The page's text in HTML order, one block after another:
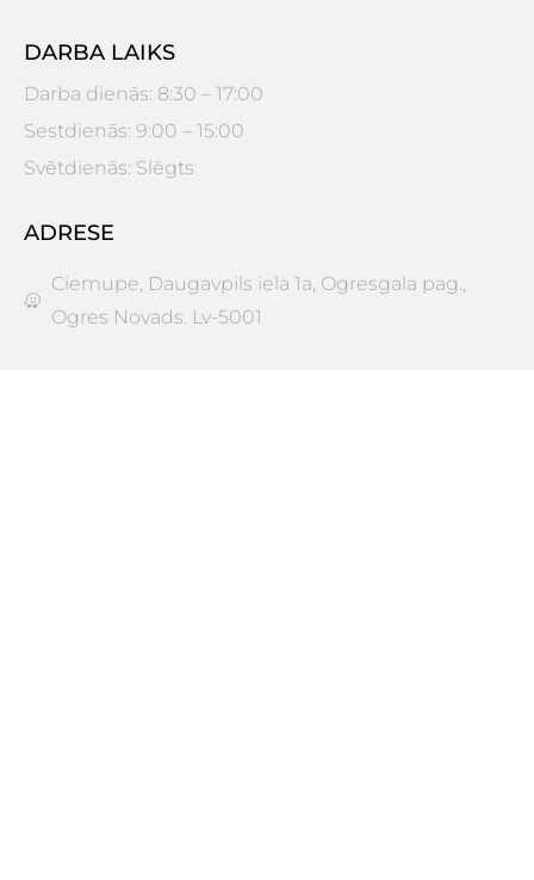
DARBA LAIKS
Darba dienās: 8:30 – 17:00
Sestdienās: 9:00 – 15:00
Svētdienās: Slēgts
ADRESE
Ciemupe, Daugavpils iela 1a, Ogresgala pag.,
Ogres Novads. Lv-5001